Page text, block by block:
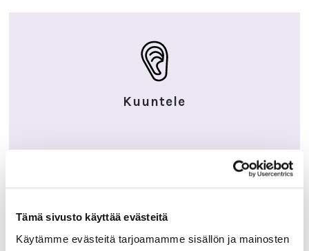
Tämä sivusto käyttää evästeitä
Käytämme evästeitä tarjoamamme sisällön ja mainosten
Kuuntele
Tunne oma tarinasi ja ole ylpeä siitä.